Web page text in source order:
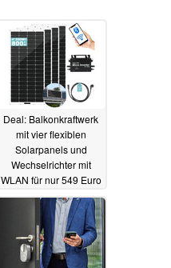
Deal: Balkonkraftwerk
mit vier flexiblen
Solarpanels und
Wechselrichter mit
WLAN für nur 549 Euro
(Ad)21.11.2023